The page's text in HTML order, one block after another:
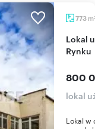
773 m
Lokal użytkowy 773 m² w centrum Lipska, blisko
Rynku
800
lokal
Lokal w